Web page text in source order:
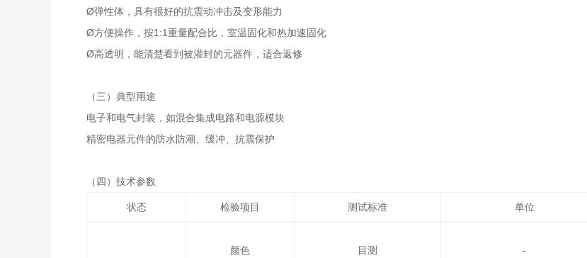
Ø弹性体，具有很好的抗震动冲击及变形能力
Ø方便操作，按1:1重量配合比，室温固化和热加速固化
Ø高透明，能清楚看到被灌封的元器件，适合返修
（三）典型用途
电子和电气封装，如混合集成电路和电源模块
精密电器元件的防水防潮、缓冲、抗震保护
（四）技术参数
状态 检验项目 测试标准 单位
颜色 目测 -